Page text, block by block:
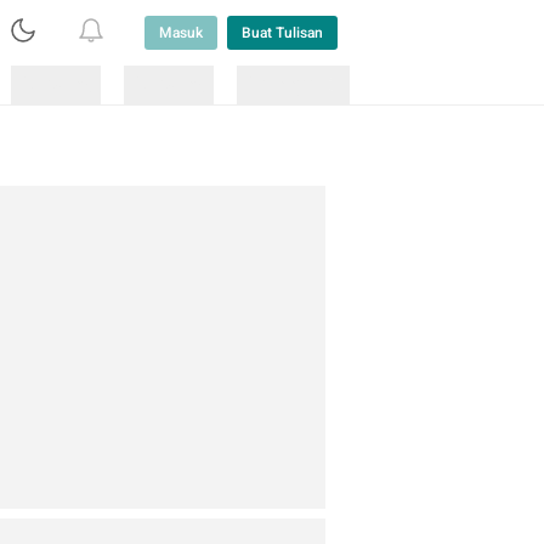
Masuk Buat Tulisan